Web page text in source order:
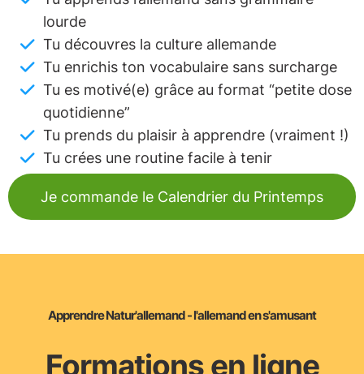
lourde
Tu découvres la culture allemande
Tu enrichis ton vocabulaire sans surcharge
Tu es motivé(e) grâce au format “petite dose
quotidienne”
Tu prends du plaisir à apprendre (vraiment !)
Tu crées une routine facile à tenir
Je commande le Calendrier du Printemps
Apprendre Natur'allemand - l'allemand en s'amusant
Formations en ligne